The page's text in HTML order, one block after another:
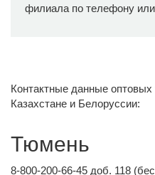
филиала по телефону или
Контактные данные
Казахстане и Белоруссии:
Тюмень
8-800-200-66-45 доб. 118